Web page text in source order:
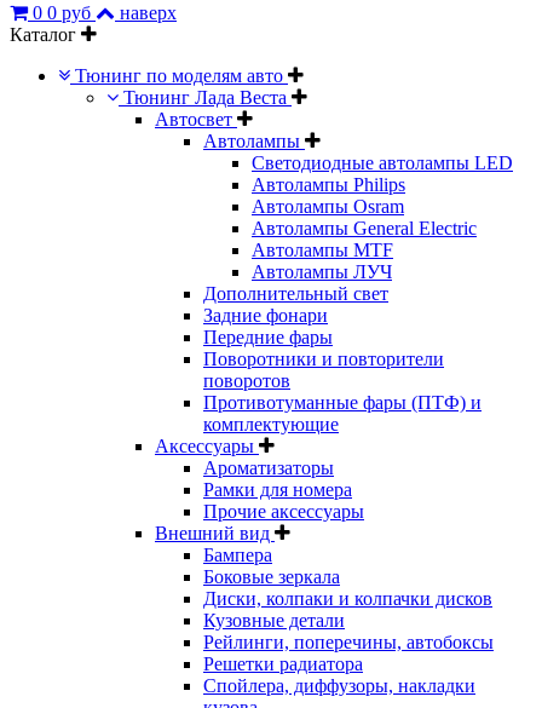
0 0 руб
наверх
Каталог
Тюнинг по моделям авто
Тюнинг Лада Веста
Автосвет
Автолампы
Светодиодные автолампы LED
Автолампы Philips
Автолампы Osram
Автолампы General Electric
Автолампы MTF
Автолампы ЛУЧ
Дополнительный свет
Задние фонари
Передние фары
Поворотники и повторители
поворотов
Противотуманные фары (ПТФ) и
комплектующие
Аксессуары
Ароматизаторы
Рамки для номера
Прочие аксессуары
Внешний вид
Бампера
Боковые зеркала
Диски, колпаки и колпачки дисков
Кузовные детали
Рейлинги, поперечины, автобоксы
Решетки радиатора
Спойлера, диффузоры, накладки